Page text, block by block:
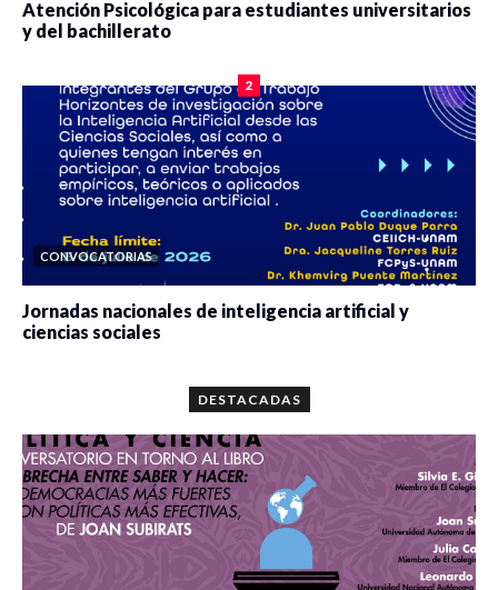
Atención Psicológica para estudiantes universitarios
y del bachillerato
2
CONVOCATORIAS
Jornadas nacionales de inteligencia artificial y
ciencias sociales
DESTACADAS